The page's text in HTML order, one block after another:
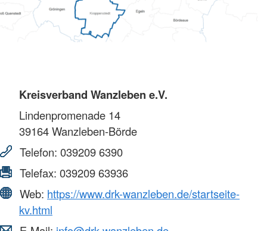
Kreisverband Wanzleben e.V.
Lindenpromenade 14
39164Wanzleben-Börde
Telefon: 039209 6390
Telefax: 039209 63936
Web: https://www.drk-wanzleben.de/startseite-
kv.html